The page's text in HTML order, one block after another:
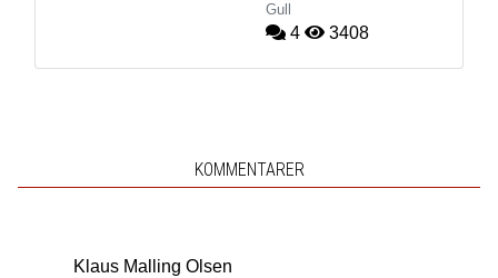
Gull
4 3408
KOMMENTARER
Klaus Malling Olsen